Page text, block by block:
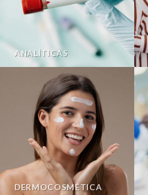
ANALÍTICAS
DERMOCOSMÉTICA